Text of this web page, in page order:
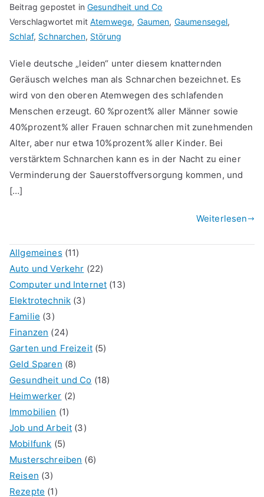
Beitrag gepostet inGesundheit und Co
Verschlagwortet mitAtemwege, Gaumen, Gaumensegel,
Schlaf, Schnarchen, Störung
Viele deutsche „leiden“ unter diesem knatternden
Geräusch welches man als Schnarchen bezeichnet. Es
wird von den oberen Atemwegen des schlafenden
Menschen erzeugt. 60 %prozent% aller Männer sowie
40%prozent% aller Frauen schnarchen mit zunehmenden
Alter, aber nur etwa 10%prozent% aller Kinder. Bei
verstärktem Schnarchen kann es in der Nacht zu einer
Verminderung der Sauerstoffversorgung kommen, und
[…]
Weiterlesen
Allgemeines (11)
Auto und Verkehr (22)
Computer und Internet (13)
Elektrotechnik (3)
Familie (3)
Finanzen (24)
Garten und Freizeit(5)
Geld Sparen (8)
Gesundheit und Co (18)
Heimwerker (2)
Immobilien (1)
Job und Arbeit (3)
Mobilfunk (5)
Musterschreiben (6)
Reisen (3)
Rezepte (1)